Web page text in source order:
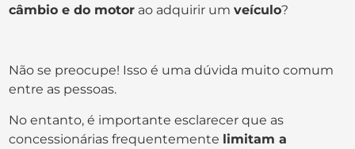
câmbio e do motor ao adquirir umveículo?
Não se preocupe! Isso é uma dúvida muito comum
entre as pessoas.
No entanto, é importante esclarecer que as
concessionárias frequentemente limitam a